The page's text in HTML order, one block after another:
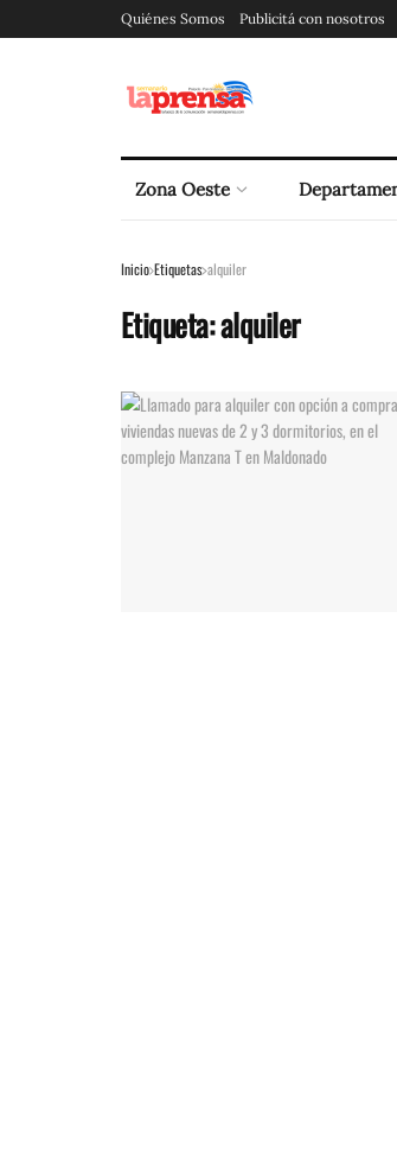
Quiénes Somos Publicitá con nosotros
Zona Oeste
Inicio Etiquetas alquiler
Etiqueta:alquiler